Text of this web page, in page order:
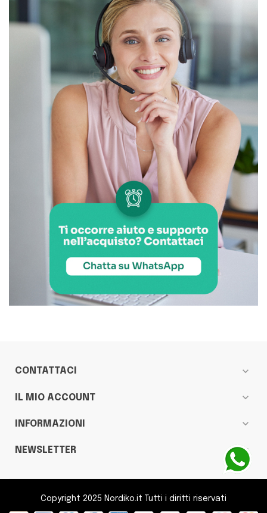
CONTATTACI expand_more
IL MIO ACCOUNT expand_more
INFORMAZIONI expand_more
NEWSLETTER expand_more
Copyright 2025 Nordiko.it Tutti i diritti riservati